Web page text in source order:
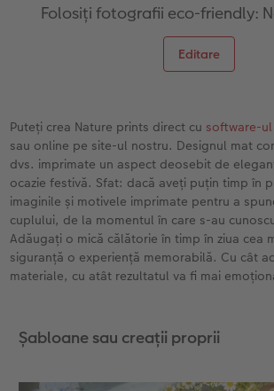
Folosiți fotografii eco-friendly:
Editare
Puteți crea Nature prints direct cu software-ul
sau online pe site-ul nostru. Designul mat
dvs. imprimate un aspect deosebit de
ocazie festivă. Sfat: dacă aveți puțin timp în
imaginile și motivele imprimate pentru a
cuplului, de la momentul în care s-au
Adăugați o mică călătorie în timp în ziua cea
siguranță o experiență memorabilă. Cu cât
materiale, cu atât rezultatul va fi mai
Șabloane sau creații proprii